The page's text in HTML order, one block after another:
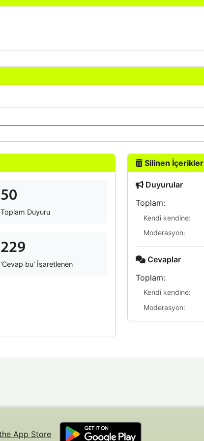
50
Toplam Duyuru
229
'Cevap bu' İşaretlenen
Silinen İçerikler
Duyurular
Toplam:
Kendi kendine:
Moderasyon:
Cevaplar
Toplam:
Kendi kendine:
Moderasyon: